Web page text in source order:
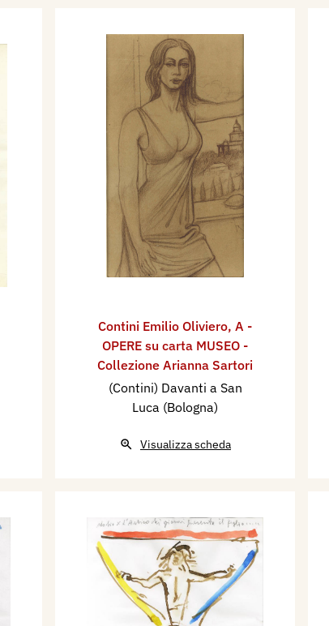
Contini Emilio Oliviero, A -
OPERE su carta MUSEO -
Collezione Arianna Sartori
(Contini) Davanti a San
Luca (Bologna)
Visualizza scheda